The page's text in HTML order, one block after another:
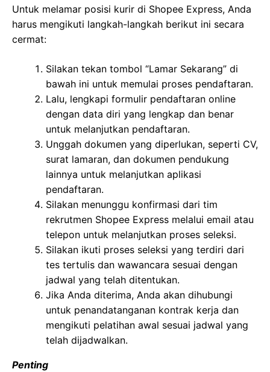
Untuk melamar posisi kurir di Shopee Express, Anda
harus mengikuti langkah-langkah berikut ini secara
cermat:
Silakan tekan tombol “Lamar Sekarang” di
bawah ini untuk memulai proses pendaftaran.
Lalu, lengkapi formulir pendaftaran online
dengan data diri yang lengkap dan benar
untuk melanjutkan pendaftaran.
Unggah dokumen yang diperlukan, seperti CV,
surat lamaran, dan dokumen pendukung
lainnya untuk melanjutkan aplikasi
pendaftaran.
Silakan menunggu konfirmasi dari tim
rekrutmen Shopee Express melalui email atau
telepon untuk melanjutkan proses seleksi.
Silakan ikuti proses seleksi yang terdiri dari
tes tertulis dan wawancara sesuai dengan
jadwal yang telah ditentukan.
Jika Anda diterima, Anda akan dihubungi
untuk penandatanganan kontrak kerja dan
mengikuti pelatihan awal sesuai jadwal yang
telah dijadwalkan.
Penting